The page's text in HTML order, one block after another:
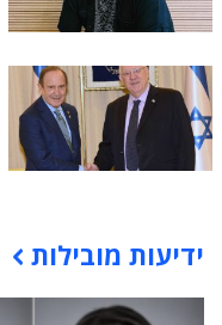
תוכן פרסומי
ידיעות מובילות